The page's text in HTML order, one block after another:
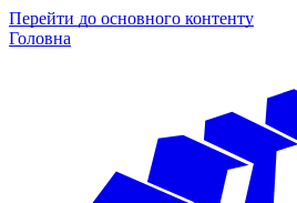
Перейти до основного контенту
Головна